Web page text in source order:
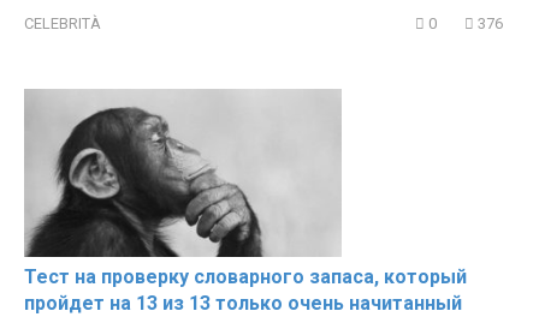
CELEBRITÀ 0 376
Тест на проверку словарного запаса, который
пройдет на 13 из 13 только очень начитанный